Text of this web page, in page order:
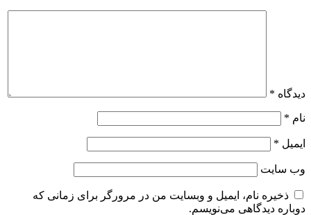
دیدگاه *
نام *
ایمیل *
وب‌ سایت
ذخیره نام، ایمیل و وبسایت من در مرورگر برای زمانی که
دوباره دیدگاهی می‌نویسم.